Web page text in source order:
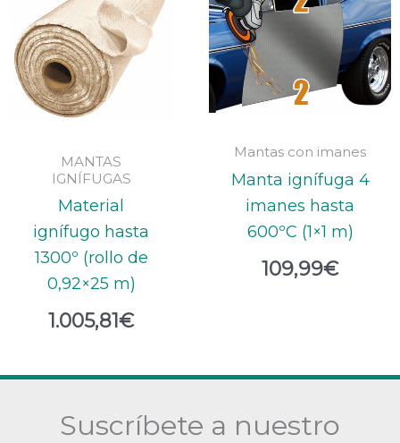
MANTAS
IGNÍFUGAS
Material
ignífugo hasta
1300º (rollo de
0,92×25 m)
1.005,81€
Mantas con imanes
Manta ignífuga 4
imanes hasta
600ºC (1×1 m)
109,99€
Suscríbete a nuestro